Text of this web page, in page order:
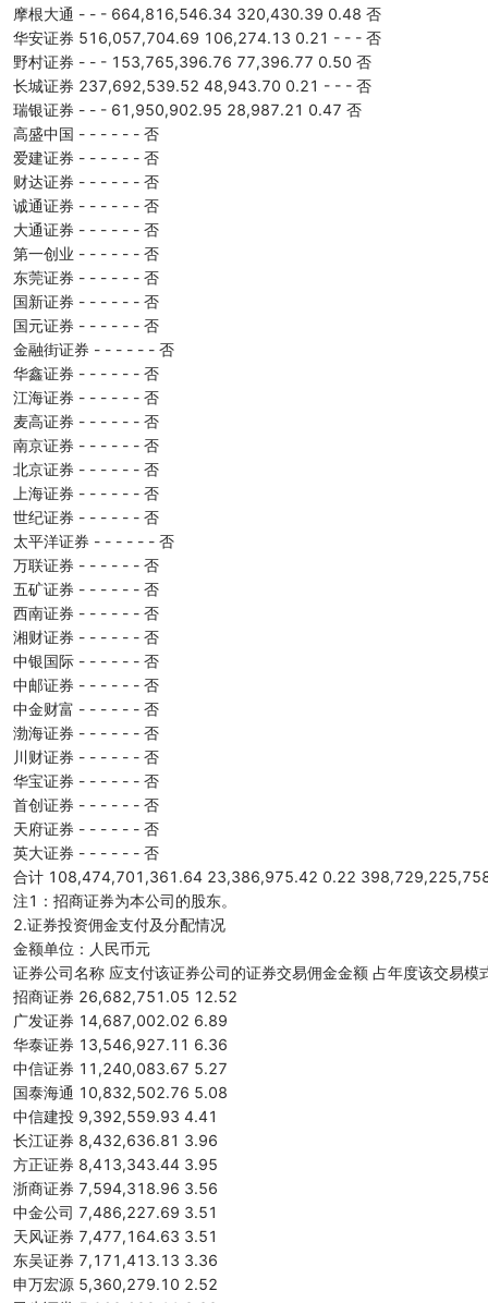
摩根大通 - - - 664,816,546.34 320,430.39 0.48 否
华安证券 516,057,704.69 106,274.13 0.21 - - - 否
野村证券 - - - 153,765,396.76 77,396.77 0.50 否
长城证券 237,692,539.52 48,943.70 0.21 - - - 否
瑞银证券 - - - 61,950,902.95 28,987.21 0.47 否
高盛中国 - - - - - - 否
爱建证券 - - - - - - 否
财达证券 - - - - - - 否
诚通证券 - - - - - - 否
大通证券 - - - - - - 否
第一创业 - - - - - - 否
东莞证券 - - - - - - 否
国新证券 - - - - - - 否
国元证券 - - - - - - 否
金融街证券 - - - - - - 否
华鑫证券 - - - - - - 否
江海证券 - - - - - - 否
麦高证券 - - - - - - 否
南京证券 - - - - - - 否
北京证券 - - - - - - 否
上海证券 - - - - - - 否
世纪证券 - - - - - - 否
太平洋证券 - - - - - - 否
万联证券 - - - - - - 否
五矿证券 - - - - - - 否
西南证券 - - - - - - 否
湘财证券 - - - - - - 否
中银国际 - - - - - - 否
中邮证券 - - - - - - 否
中金财富 - - - - - - 否
渤海证券 - - - - - - 否
川财证券 - - - - - - 否
华宝证券 - - - - - - 否
首创证券 - - - - - - 否
天府证券 - - - - - - 否
英大证券 - - - - - - 否
合计 108,474,701,361.64 23,386,975.42 0.22
注1：招商证券为本公司的股东。
2.证券投资佣金支付及分配情况
金额单位：人民币元
证券公司名称 应支付该证券公司的证券交易佣金金额 占年度该交易模
招商证券 26,682,751.05 12.52
广发证券 14,687,002.02 6.89
华泰证券 13,546,927.11 6.36
中信证券 11,240,083.67 5.27
国泰海通 10,832,502.76 5.08
中信建投 9,392,559.93 4.41
长江证券 8,432,636.81 3.96
方正证券 8,413,343.44 3.95
浙商证券 7,594,318.96 3.56
中金公司 7,486,227.69 3.51
天风证券 7,477,164.63 3.51
东吴证券 7,171,413.13 3.36
申万宏源 5,360,279.10 2.52